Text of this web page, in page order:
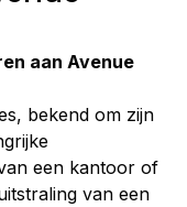
aan Avenue
bekend om zijn
een kantoor of
van een